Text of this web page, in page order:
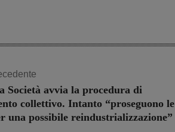
Società avvia la procedura di
collettivo. Intanto “proseguono le
una possibile reindustrializzazione”